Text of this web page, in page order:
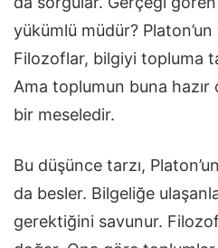
yükümlü müdür? Platon’un
Filozoflar, bilgiyi topluma
Ama toplumun buna hazır
bir meseledir.
Bu düşünce tarzı,
da besler. Bilgeliğe
gerektiğini savunur.